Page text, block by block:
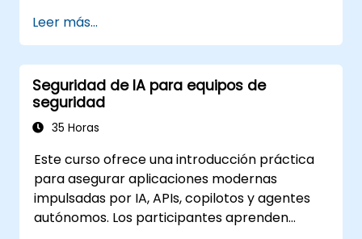
Leer más...
Seguridad de IA para equipos de
seguridad
35 Horas
Este curso ofrece una introducción práctica
para asegurar aplicaciones modernas
impulsadas por IA, APIs, copilotos y agentes
autónomos. Los participantes aprenden